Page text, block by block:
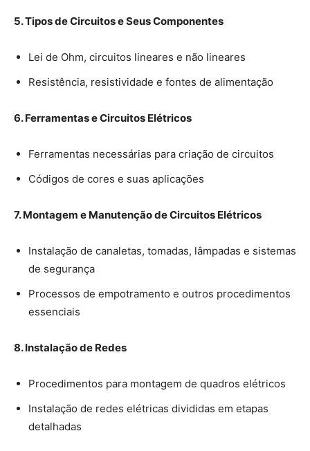
5. Tipos de Circuitos e Seus Componentes
Lei de Ohm, circuitos lineares e não lineares
Resistência, resistividade e fontes de alimentação
6. Ferramentas e Circuitos Elétricos
Ferramentas necessárias para criação de circuitos
Códigos de cores e suas aplicações
7. Montagem e Manutenção de Circuitos Elétricos
Instalação de canaletas, tomadas, lâmpadas e sistemas
de segurança
Processos de empotramento e outros procedimentos
essenciais
8. Instalação de Redes
Procedimentos para montagem de quadros elétricos
Instalação de redes elétricas divididas em etapas
detalhadas